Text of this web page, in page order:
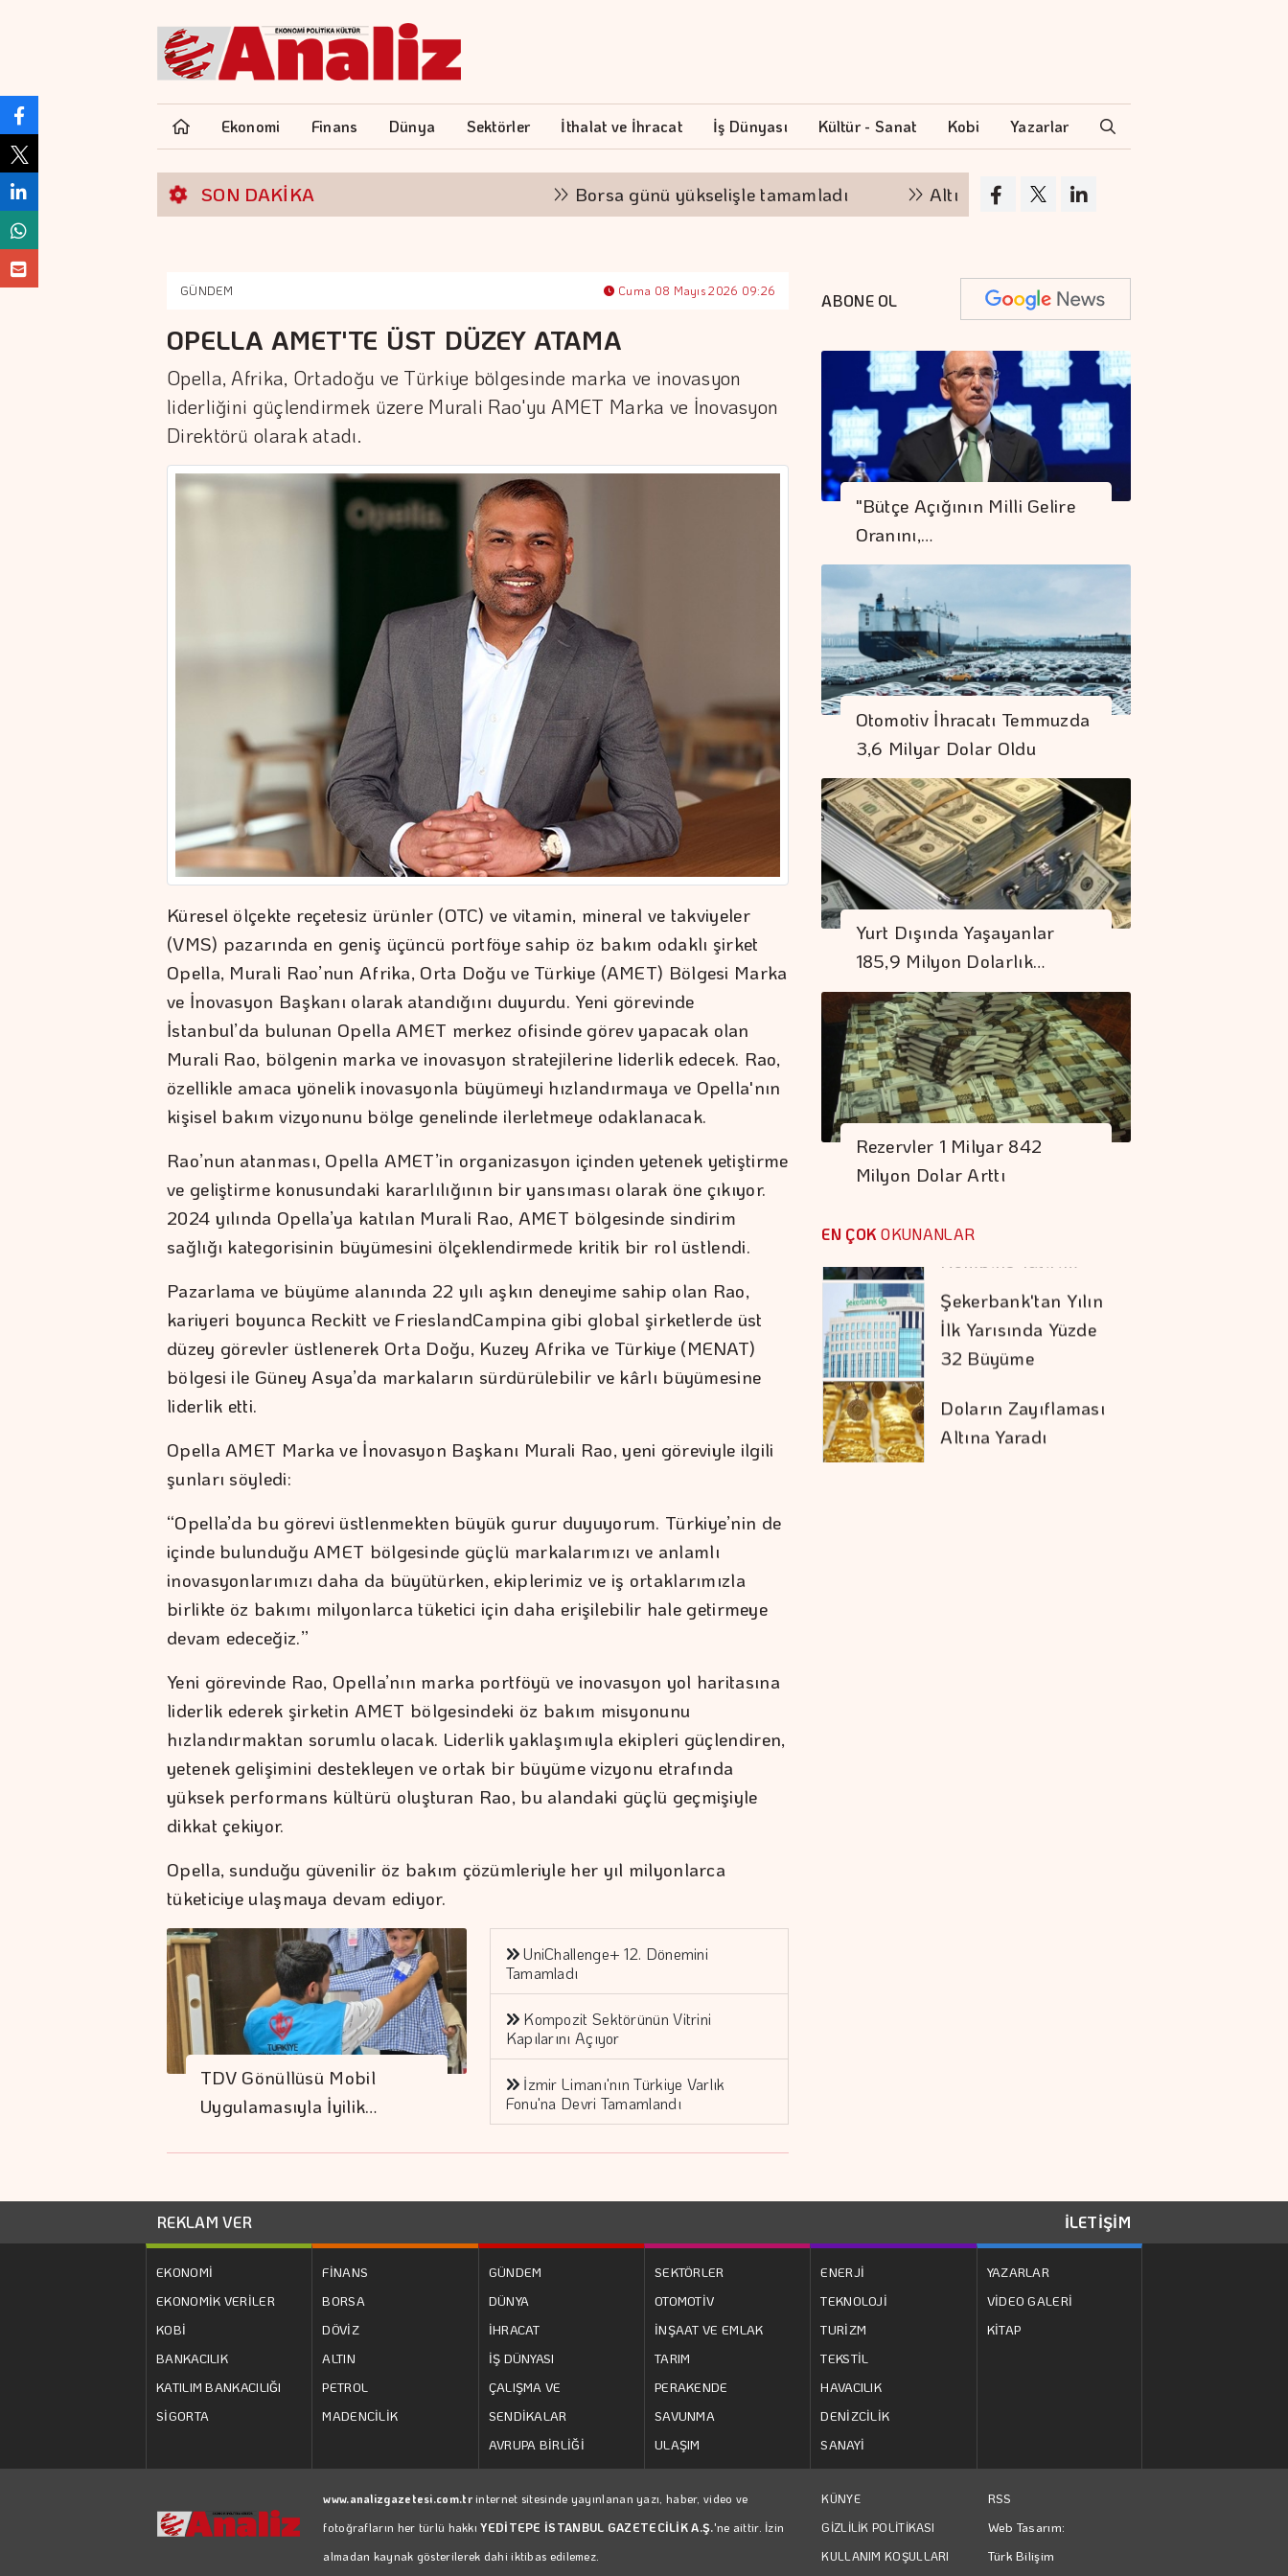
Ekonomi Finans Dünya Sektörler İthalat ve İhracat İş Dünyası Kültür - Sanat Kobi Yazarlar
SON DAKİKA Borsa günü yükselişle tamamladı Altının kilogramı 6 milyon 500 bin liraya
GÜNDEM Cuma 08 Mayıs 2026 09:26
OPELLA AMET'TE ÜST DÜZEY ATAMA
Opella, Afrika, Ortadoğu ve Türkiye bölgesinde marka ve inovasyon
liderliğini güçlendirmek üzere Murali Rao'yu AMET Marka ve İnovasyon
Direktörü olarak atadı.
Küresel ölçekte reçetesiz ürünler (OTC) ve vitamin, mineral ve takviyeler
(VMS) pazarında en geniş üçüncü portföye sahip öz bakım odaklı şirket
Opella, Murali Rao’nun Afrika, Orta Doğu ve Türkiye (AMET) Bölgesi Marka
ve İnovasyon Başkanı olarak atandığını duyurdu. Yeni görevinde
İstanbul’da bulunan Opella AMET merkez ofisinde görev yapacak olan
Murali Rao, bölgenin marka ve inovasyon stratejilerine liderlik edecek. Rao,
özellikle amaca yönelik inovasyonla büyümeyi hızlandırmaya ve Opella'nın
kişisel bakım vizyonunu bölge genelinde ilerletmeye odaklanacak.
Rao’nun atanması, Opella AMET’in organizasyon içinden yetenek yetiştirme
ve geliştirme konusundaki kararlılığının bir yansıması olarak öne çıkıyor.
2024 yılında Opella’ya katılan Murali Rao, AMET bölgesinde sindirim
sağlığı kategorisinin büyümesini ölçeklendirmede kritik bir rol üstlendi.
Pazarlama ve büyüme alanında 22 yılı aşkın deneyime sahip olan Rao,
kariyeri boyunca Reckitt ve FrieslandCampina gibi global şirketlerde üst
düzey görevler üstlenerek Orta Doğu, Kuzey Afrika ve Türkiye (MENAT)
bölgesi ile Güney Asya’da markaların sürdürülebilir ve kârlı büyümesine
liderlik etti.
Opella AMET Marka ve İnovasyon Başkanı Murali Rao, yeni göreviyle ilgili
şunları söyledi:
“Opella’da bu görevi üstlenmekten büyük gurur duyuyorum. Türkiye’nin de
içinde bulunduğu AMET bölgesinde güçlü markalarımızı ve anlamlı
inovasyonlarımızı daha da büyütürken, ekiplerimiz ve iş ortaklarımızla
birlikte öz bakımı milyonlarca tüketici için daha erişilebilir hale getirmeye
devam edeceğiz.”
Yeni görevinde Rao, Opella’nın marka portföyü ve inovasyon yol haritasına
liderlik ederek şirketin AMET bölgesindeki öz bakım misyonunu
hızlandırmaktan sorumlu olacak. Liderlik yaklaşımıyla ekipleri güçlendiren,
yetenek gelişimini destekleyen ve ortak bir büyüme vizyonu etrafında
yüksek performans kültürü oluşturan Rao, bu alandaki güçlü geçmişiyle
dikkat çekiyor.
Opella, sunduğu güvenilir öz bakım çözümleriyle her yıl milyonlarca
tüketiciye ulaşmaya devam ediyor.
TDV Gönüllüsü Mobil
Uygulamasıyla İyilik…
UniChallenge+ 12. Dönemini
Tamamladı
Kompozit Sektörünün Vitrini
Kapılarını Açıyor
İzmir Limanı'nın Türkiye Varlık
Fonu'na Devri Tamamlandı
ABONE OL
"Bütçe Açığının Milli Gelire
Oranını,…
Otomotiv İhracatı Temmuzda
3,6 Milyar Dolar Oldu
Yurt Dışında Yaşayanlar
185,9 Milyon Dolarlık…
Rezervler 1 Milyar 842
Milyon Dolar Arttı
EN ÇOK OKUNANLAR
Borsa Günün İlk
Yarısında Değer
Kazandı
Geleceğin Hasadı
Programı Türkiye'de
Başlıyor
Borç Kıskacı
Derinleşiyor
Koç Holding 1,7
Kombine Yatırım
Yaptı
İlk Yarısında Yüzde
32 Büyüme
Altına Yaradı
Akademi 16. Kez
Başlıyor
Orman Yangınları İş
Dünyasının Risk
Haritasını
Türkiye İş Bankası
REKLAM VER İLETİŞİM
EKONOMİ
EKONOMİK VERİLER
KOBİ
BANKACILIK
KATILIM BANKACILIĞI
SİGORTA
FİNANS
BORSA
DÖVİZ
ALTIN
PETROL
MADENCİLİK
GÜNDEM
DÜNYA
İHRACAT
İŞ DÜNYASI
ÇALIŞMA VE
SENDİKALAR
AVRUPA BİRLİĞİ
SEKTÖRLER
OTOMOTİV
İNŞAAT VE EMLAK
TARIM
PERAKENDE
SAVUNMA
ULAŞIM
ENERJİ
TEKNOLOJİ
TURİZM
TEKSTİL
HAVACILIK
DENİZCİLİK
SANAYİ
YAZARLAR
VİDEO GALERİ
KİTAP
www.analizgazetesi.com.trinternet sitesinde yayınlanan yazı, haber, video ve
fotoğrafların her türlü hakkıYEDİTEPE İSTANBUL GAZETECİLİK A.Ş.'ne aittir. İzin
almadan kaynak gösterilerek dahi iktibas edilemez.
KÜNYE
GİZLİLİK POLİTİKASI
KULLANIM KOŞULLARI
RSS
Web Tasarım:
Türk Bilişim